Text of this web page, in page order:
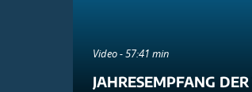
Video - 57:41 min
JAHRESEMPFANG